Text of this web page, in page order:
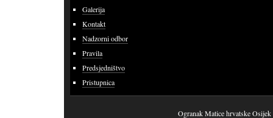
Galerija
Kontakt
Nadzorni odbor
Pravila
Predsjedništvo
Pristupnica
Ogranak Matice hrvatske Osijek